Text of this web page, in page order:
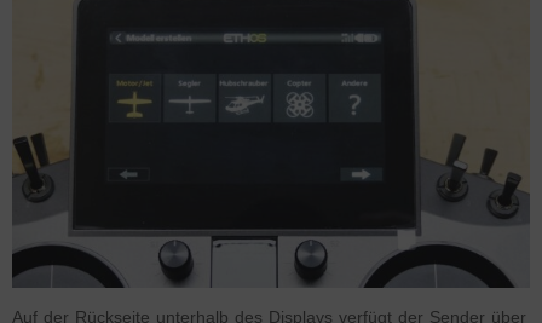
Auf der Rückseite unterhalb des Displays verfügt der Sender über